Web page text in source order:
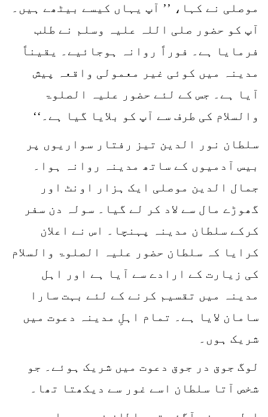
موصلی نے کہا، ’’ آپ یہاں کیسے بیٹھے ہیں۔
آپ کو حضور صلی اللہ علیہ وسلم نے طلب
فرمایا ہے۔ فوراً روانہ ہوجائیے۔ یقیناً
مدینہ میں کوئی غیر معمولی واقعہ پیش
آیا ہے۔ جس کے لئے حضور علیہ الصلوۃ
والسلام کی طرف سے آپ کو بلایا گیا ہے۔‘‘
سلطان نور الدین تیز رفتار سواریوں پر
بیس آدمیوں کے ساتھ مدینہ روانہ ہوا۔
جمال الدین موصلی ایک ہزار اونٹ اور
گھوڑے مال سے لاد کر لے گیا۔ سولہ دن سفر
کرکے سلطان مدینہ پہنچا۔ اس نے اعلان
کرایا کہ سلطان حضور علیہ الصلوۃ والسلام
کی زیارت کے ارادے سے آیا ہے اور اہل
مدینہ میں تقسیم کرنے کے لئے بہت سارا
سامان لایا ہے۔ تمام اہلِ مدینہ دعوت میں
شریک ہوں۔
لوگ جوق در جوق دعوت میں شریک ہوئے۔ جو
شخص آتا سلطان اسے غور سے دیکھتا تھا۔